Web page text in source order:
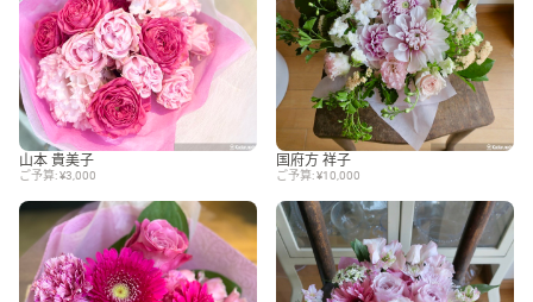
山本 貴美子
ご予算: ¥3,000
国府方 祥子
ご予算: ¥10,000